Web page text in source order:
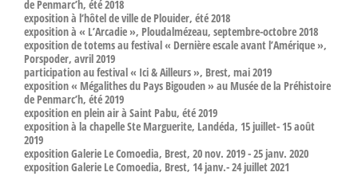
de Penmarc’h, été 2018
exposition à l‘hôtel de ville de Plouider, été 2018
exposition à « L’Arcadie », Ploudalmézeau, septembre-octobre 2018
exposition de totems au festival « Dernière escale avant l’Amérique »,
Porspoder, avril 2019
participation au festival « Ici & Ailleurs », Brest, mai 2019
exposition « Mégalithes du Pays Bigouden » au Musée de la Préhistoire
de Penmarc’h, été 2019
exposition en plein air à Saint Pabu, été 2019
exposition à la chapelle Ste Marguerite, Landéda, 15 juillet- 15 août
2019
exposition Galerie Le Comoedia, Brest, 20 nov. 2019 - 25 janv. 2020
exposition Galerie Le Comoedia, Brest, 14 janv.- 24 juillet 2021